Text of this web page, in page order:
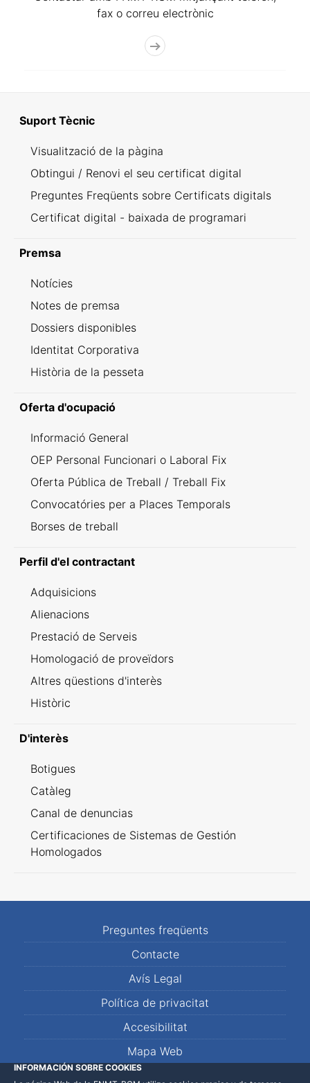
fax o correu electrònic
Suport Tècnic
Visualització de la pàgina
Obtingui / Renovi el seu certificat digital
Preguntes Freqüents sobre Certificats digitals
Certificat digital - baixada de programari
Premsa
Notícies
Notes de premsa
Dossiers disponibles
Identitat Corporativa
Història de la pesseta
Oferta d'ocupació
Informació General
OEP Personal Funcionari o Laboral Fix
Oferta Pública de Treball / Treball Fix
Convocatóries per a Places Temporals
Borses de treball
Perfil d'el contractant
Adquisicions
Alienacions
Prestació de Serveis
Homologació de proveïdors
Altres qüestions d'interès
Històric
D'interès
Botigues
Catàleg
Canal de denuncias
Certificaciones de Sistemas de Gestión
Homologados
Preguntes freqüents
Contacte
Avís Legal
Política de privacitat
Accesibilitat
Mapa Web
INFORMACIÓN SOBRE COOKIES